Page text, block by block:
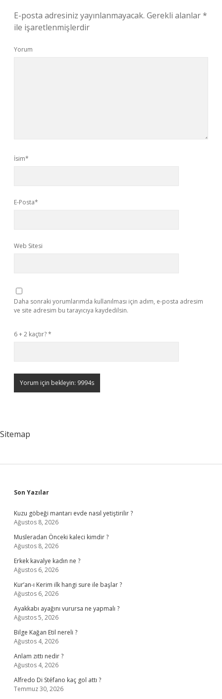
E-posta adresiniz yayınlanmayacak. Gerekli alanlar*
ile işaretlenmişlerdir
Yorum
İsim*
E-Posta*
Web Sitesi
Daha sonraki yorumlarımda kullanılması için adım, e-posta adresim
ve site adresim bu tarayıcıya kaydedilsin.
6 + 2 kaçtır?*
Sitemap
Sidebar
Son Yazılar
Kuzu göbeği mantarı evde nasıl yetiştirilir ?
Ağustos 8, 2026
Musleradan Önceki kaleci kimdir ?
Ağustos 8, 2026
Erkek kavalye kadın ne ?
Ağustos 6, 2026
Kur’an-ı Kerim ilk hangi sure ile başlar ?
Ağustos 6, 2026
Ayakkabı ayağını vurursa ne yapmalı ?
Ağustos 5, 2026
Bilge Kağan Etil nereli ?
Ağustos 4, 2026
Anlam zıttı nedir ?
Ağustos 4, 2026
Alfredo Di Stéfano kaç gol attı ?
Temmuz 30, 2026